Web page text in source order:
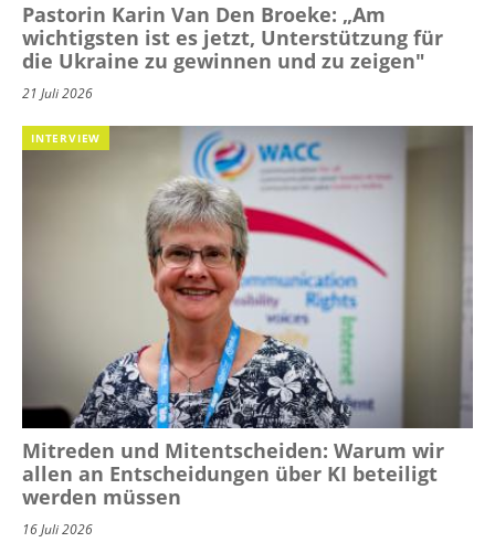
Pastorin Karin Van Den Broeke: „Am
wichtigsten ist es jetzt, Unterstützung für
die Ukraine zu gewinnen und zu zeigen"
21 Juli 2026
INTERVIEW
Mitreden und Mitentscheiden: Warum wir
allen an Entscheidungen über KI beteiligt
werden müssen
16 Juli 2026